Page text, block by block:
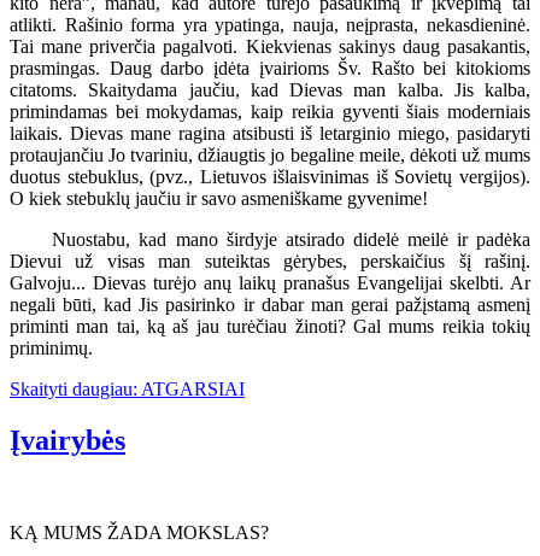
atlikti. Rašinio forma yra ypatinga, nauja, neįprasta, nekasdieninė.
Tai mane priverčia pagalvoti. Kiekvienas sakinys daug pasakantis,
prasmingas. Daug darbo įdėta įvairioms Šv. Rašto bei kitokioms
citatoms. Skaitydama jaučiu, kad Dievas man kalba. Jis kalba,
primindamas bei mokydamas, kaip reikia gyventi šiais moderniais
laikais. Dievas mane ragina atsibusti iš letarginio miego, pasidaryti
protaujančiu Jo tvariniu, džiaugtis jo begaline meile, dėkoti už mums
duotus stebuklus, (pvz., Lietuvos išlaisvinimas iš Sovietų vergijos).
O kiek stebuklų jaučiu ir savo asmeniškame gyvenime!
Nuostabu, kad mano širdyje atsirado didelė meilė ir padėka
Dievui už visas man suteiktas gėrybes, perskaičius šį rašinį.
Galvoju... Dievas turėjo anų laikų pranašus Evangelijai skelbti. Ar
negali būti, kad Jis pasirinko ir dabar man gerai pažįstamą asmenį
priminti man tai, ką aš jau turėčiau žinoti? Gal mums reikia tokių
priminimų.
Skaityti daugiau: ATGARSIAI
Įvairybės
KĄ MUMS ŽADA MOKSLAS?